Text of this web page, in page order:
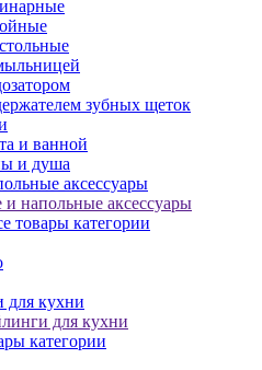
зубных щеток
и ванной
и душа
аксессуары
напольные аксессуары
товары категории
для кухни
для кухни
категории